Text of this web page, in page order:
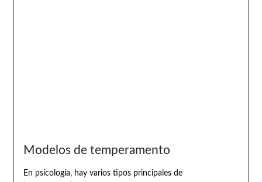
Modelos de temperamento
En psicología, hay varios tipos principales de